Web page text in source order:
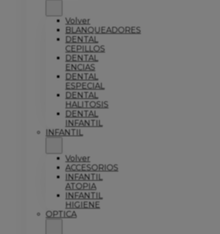
Volver
BLANQUEADORES
DENTAL
CEPILLOS
DENTAL
ENCIAS
DENTAL
ESPECIAL
DENTAL
HALITOSIS
DENTAL
INFANTIL
INFANTIL
Volver
ACCESORIOS
INFANTIL
ATOPIA
INFANTIL
HIGIENE
OPTICA